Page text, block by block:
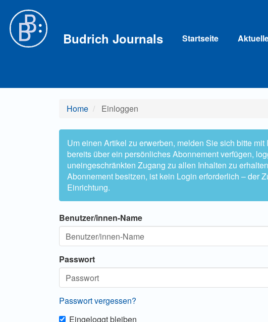
Hauptinhalt
Sidebar
Budrich Journals Startseite
Home Einloggen
Um einen Artikel zu erwerben, melden Sie sich bitte
bereits über ein persönliches Abonnement verfügen,
uneingeschränkten Zugang zu allen Inhalten zu
Abonnement besitzen, ist kein Login erforderlich – der
Einrichtung.
Benutzer/innen-Name
Passwort
Passwort vergessen?
Eingeloggt bleiben